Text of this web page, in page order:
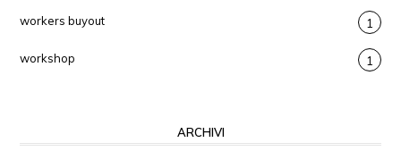
workers buyout 1
workshop 1
ARCHIVI